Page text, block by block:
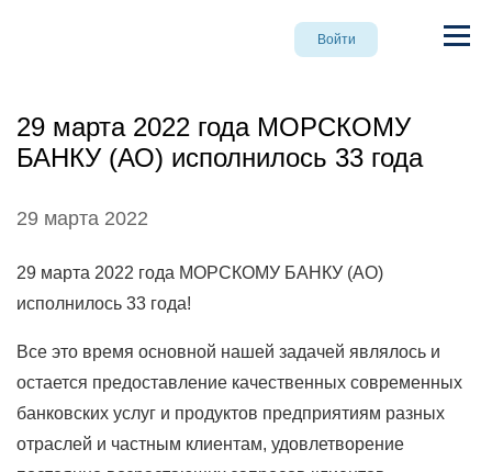
Войти
29 марта 2022 года МОРСКОМУ
БАНКУ (АО) исполнилось 33 года
29 марта 2022
29 марта 2022 года МОРСКОМУ БАНКУ (АО)
исполнилось 33 года!
Все это время основной нашей задачей являлось и
остается предоставление качественных современных
банковских услуг и продуктов предприятиям разных
отраслей и частным клиентам, удовлетворение